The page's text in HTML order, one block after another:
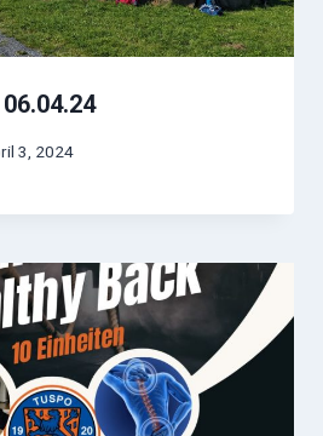
3, 2024